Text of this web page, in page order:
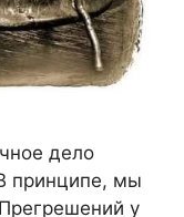
дело
принципе, мы
у